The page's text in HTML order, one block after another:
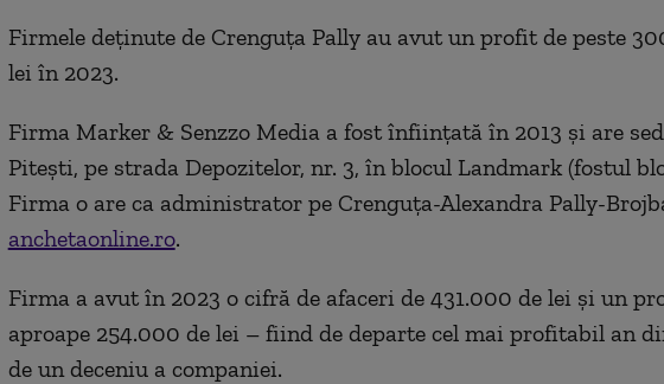
Firmele deținute de Crenguța Pally au avut un profit de peste
lei în 2023.
Firma Marker & Senzzo Media a fost înfiinţată în 2013 şi are
Piteşti, pe strada Depozitelor, nr. 3, în blocul Landmark (fostul
Firma o are ca administrator pe Crenguța-Alexandra Pally-
anchetaonline.ro.
Firma a avut în 2023 o cifră de afaceri de 431.000 de lei și un
aproape 254.000 de lei – fiind de departe cel mai profitabil an
de un deceniu a companiei.